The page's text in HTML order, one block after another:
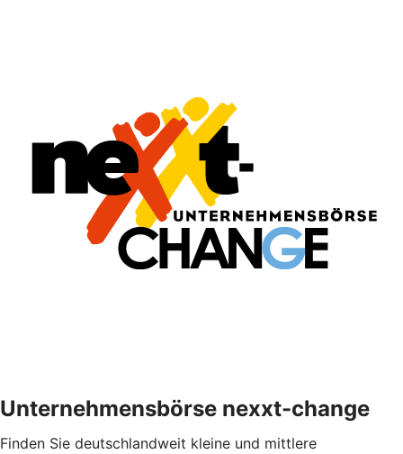
Unternehmensbörse nexxt-change
Finden Sie deutschlandweit kleine und mittlere